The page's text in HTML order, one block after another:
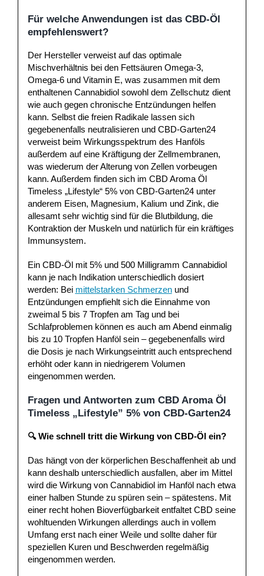
Für welche Anwendungen ist das CBD-Öl
empfehlenswert?
Der Hersteller verweist auf das optimale
Mischverhältnis bei den Fettsäuren Omega-3,
Omega-6 und Vitamin E, was zusammen mit dem
enthaltenen Cannabidiol sowohl dem Zellschutz dient
wie auch gegen chronische Entzündungen helfen
kann. Selbst die freien Radikale lassen sich
gegebenenfalls neutralisieren und CBD-Garten24
verweist beim Wirkungsspektrum des Hanföls
außerdem auf eine Kräftigung der Zellmembranen,
was wiederum der Alterung von Zellen vorbeugen
kann. Außerdem finden sich im CBD Aroma Öl
Timeless „Lifestyle“ 5% von CBD-Garten24 unter
anderem Eisen, Magnesium, Kalium und Zink, die
allesamt sehr wichtig sind für die Blutbildung, die
Kontraktion der Muskeln und natürlich für ein kräftiges
Immunsystem.
Ein CBD-Öl mit 5% und 500 Milligramm Cannabidiol
kann je nach Indikation unterschiedlich dosiert
werden: Bei mittelstarken Schmerzenund
Entzündungen empfiehlt sich die Einnahme von
zweimal 5 bis 7 Tropfen am Tag und bei
Schlafproblemen können es auch am Abend einmalig
bis zu 10 Tropfen Hanföl sein – gegebenenfalls wird
die Dosis je nach Wirkungseintritt auch entsprechend
erhöht oder kann in niedrigerem Volumen
eingenommen werden.
Fragen und Antworten zum CBD Aroma Öl
Timeless „Lifestyle” 5% von CBD-Garten24
🔍 Wie schnell tritt die Wirkung von CBD-Öl ein?
Das hängt von der körperlichen Beschaffenheit ab und
kann deshalb unterschiedlich ausfallen, aber im Mittel
wird die Wirkung von Cannabidiol im Hanföl nach etwa
einer halben Stunde zu spüren sein – spätestens. Mit
einer recht hohen Bioverfügbarkeit entfaltet CBD seine
wohltuenden Wirkungen allerdings auch in vollem
Umfang erst nach einer Weile und sollte daher für
speziellen Kuren und Beschwerden regelmäßig
eingenommen werden.